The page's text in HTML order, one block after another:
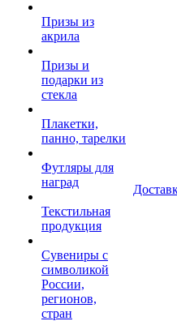
Призы из
акрила
Призы и
подарки из
стекла
Плакетки,
панно, тарелки
Футляры для
наград
Текстильная
продукция
Сувениры с
символикой
России,
регионов,
стран